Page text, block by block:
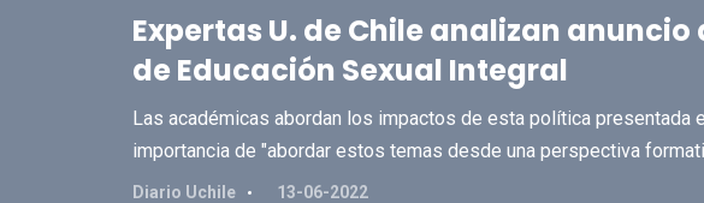
Expertas U. de Chile analizan
de Educación Sexual Integral
Las académicas abordan los impactos de esta política presentada
importancia de "abordar estos temas desde una perspectiva
Diario Uchile 13-06-2022